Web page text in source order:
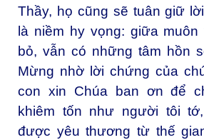
Thầy, họ cũng sẽ tuân giữ
là niềm hy vọng: giữa
bỏ, vẫn có những tâm hồn
Mừng nhờ lời chứng của
con xin Chúa ban ơn để
khiêm tốn như người tôi
được yêu thương từ thế